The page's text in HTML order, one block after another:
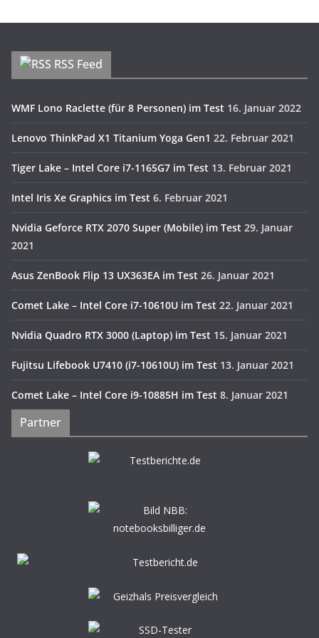
RSS Feed
WMF Lono Raclette (für 8 Personen) im Test 16. Januar 2022
Lenovo ThinkPad X1 Titanium Yoga Gen1 22. Februar 2021
Tiger Lake – Intel Core i7-1165G7 im Test 13. Februar 2021
Intel Iris Xe Graphics im Test 6. Februar 2021
Nvidia Geforce RTX 2070 Super (Mobile) im Test 29. Januar
2021
Asus ZenBook Flip 13 UX363EA im Test 26. Januar 2021
Comet Lake – Intel Core i7-10610U im Test 22. Januar 2021
Nvidia Quadro RTX 3000 (Laptop) im Test 15. Januar 2021
Fujitsu Lifebook U7410 (i7-10610U) im Test 13. Januar 2021
Comet Lake – Intel Core i9-10885H im Test 8. Januar 2021
Partner